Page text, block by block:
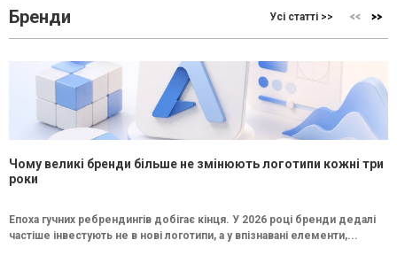
Бренди Усі статті >>
Чому великі бренди більше не змінюють логотипи кожні три
роки
Епоха гучних ребрендингів добігає кінця. У 2026 році бренди дедалі
частіше інвестують не в нові логотипи, а у впізнавані елементи,...